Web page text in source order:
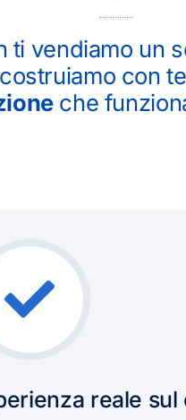
ti vendiamo un
costruiamo con te
che
reale sul